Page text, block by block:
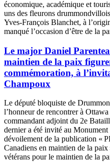
économique, académique et
uns des fleurons
Yves-François Blanchet, à
manqué l’occasion d’être de la
Le major Daniel
maintien de la paix
commémoration, à
Champoux
Le député bloquiste de
l’honneur de rencontrer à
commandant adjoint du 2e
dernier a été invité au
dévoilement de la publication «
Canadiens en maintien de la
vétérans pour le maintien de la